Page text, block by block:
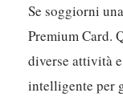
Se soggiorni
Premium Card.
diverse attività
intelligente per